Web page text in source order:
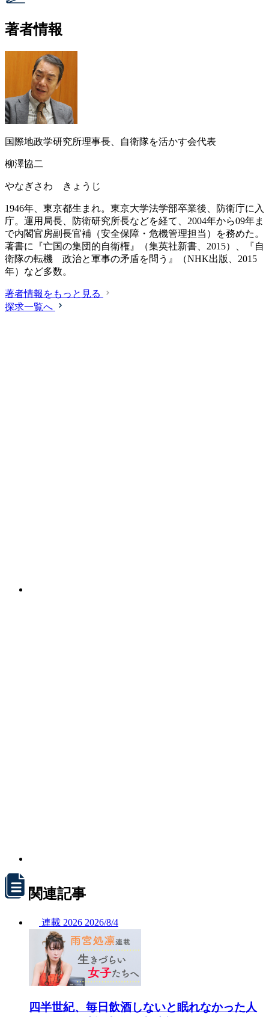
著者情報
国際地政学研究所理事長、自衛隊を活かす会代表
柳澤協二
やなぎさわ きょうじ
1946年、東京都生まれ。東京大学法学部卒業後、防衛庁に入
庁。運用局長、防衛研究所長などを経て、2004年から09年ま
で内閣官房副長官補（安全保障・危機管理担当）を務めた。
著書に『亡国の集団的自衛権』（集英社新書、2015）、『自
衛隊の転機 政治と軍事の矛盾を問う』（NHK出版、2015
年）など多数。
著者情報をもっと見る
探求一覧へ
関連記事
連載 2026 2026/8/4
四半世紀、毎日飲酒しないと眠れなかった人